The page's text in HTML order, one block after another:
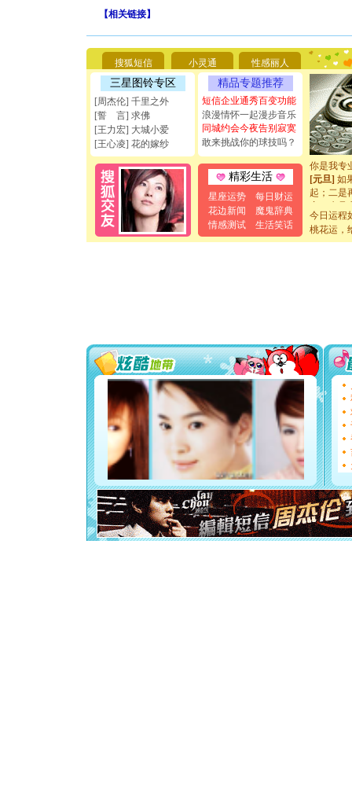
【相关链接】
搜狐短信 小灵通 性感丽人
三星图铃专区
[周杰伦] 千里之外
[誓 言] 求佛
[王力宏] 大城小爱
[王心凌] 花的嫁纱
精品专题推荐
短信企业通秀百变功能
浪漫情怀一起漫步音乐
同城约会今夜告别寂寞
敢来挑战你的球技吗？
精彩生活
星座运势
每日财运
花边新闻
魔鬼辞典
情感测试
生活笑话
要平安！
[圣诞节]
能正大
天都要快
[圣诞节]
如意,快
[元旦]看
断电。爱
你是我专
[元旦] 如
起；二是
离。水晶
[元旦]当
泣，这痛
卖了。水
你太多，
要平安
[圣诞节]
能正大
天都要快
[圣诞节]
如意,快
[元旦]
看
断电。
你是我
[元旦]
起；二是
离。水晶
[元旦]当
泣，这痛
今日运程
桃花运，